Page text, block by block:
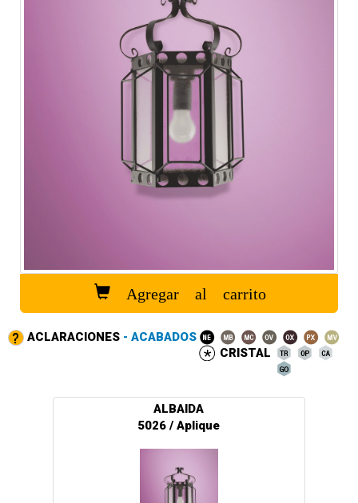
Agregar al carrito
ACLARACIONES - ACABADOS
CRISTAL
ALBAIDA
5026 / Aplique